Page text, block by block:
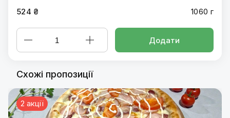
524 ₴ 1060 г
Додати
Схожі пропозиції
2 акції